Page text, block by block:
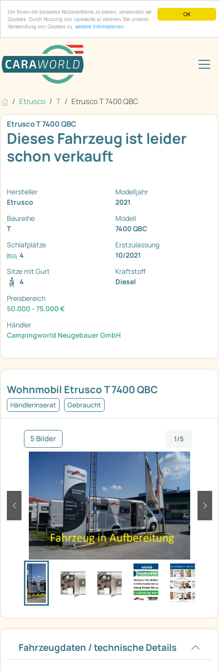
OK
Um Ihnen ein besseres Nutzererlebnis zu bieten, verwenden wir
Cookies. Durch Nutzung von caraworld.at stimmen Sie unserer
Verwendung von Cookies zu. weitere Informationen
Etrusco T Etrusco T 7400 QBC
Wohnmobil Etrusco T 7400 QBC
Händlerinserat Gebraucht
5 Bilder 1/5
zurück
Fahrzeugdaten / technische Details
Etrusco T 7400 QBC
Dieses Fahrzeug ist leider
schon verkauft
Hersteller
Etrusco
Modelljahr
2021
Baureihe
T
Modell
7400 QBC
Schlafplätze
4
Erstzulassung
10/2021
Sitze mit Gurt
4
Kraftstoff
Diesel
Preisbereich
50.000 - 75.000 €
Händler
Campingworld Neugebauer GmbH